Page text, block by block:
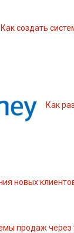
Как создать
Как
новых
продаж через